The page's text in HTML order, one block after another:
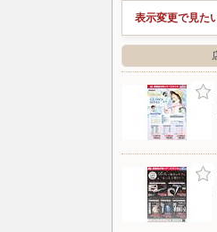
表示変更で見た